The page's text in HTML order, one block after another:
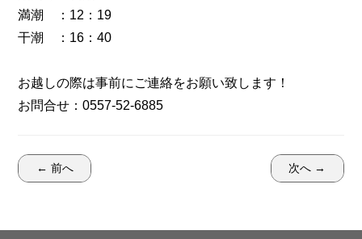
満潮 ：12：19
干潮 ：16：40
お越しの際は事前にご連絡をお願い致します！
お問合せ：0557-52-6885
← 前へ 次へ →